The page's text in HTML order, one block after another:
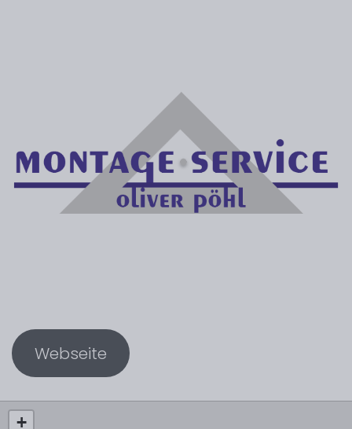
Webseite
+